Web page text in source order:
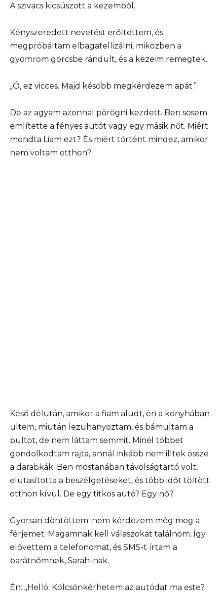
A szivacs kicsúszott a kezemből.
Kényszeredett nevetést erőltettem, és
megpróbáltam elbagatellizálni, miközben a
gyomrom görcsbe rándult, és a kezeim remegtek.
„Ó, ez vicces. Majd később megkérdezem apát.”
De az agyam azonnal pörögni kezdett. Ben sosem
említette a fényes autót vagy egy másik nőt. Miért
mondta Liam ezt? És miért történt mindez, amikor
nem voltam otthon?
Késő délután, amikor a fiam aludt, én a konyhában
ültem, miután lezuhanyoztam, és bámultam a
pultot, de nem láttam semmit. Minél többet
gondolkodtam rajta, annál inkább nem illtek össze
a darabkák. Ben mostanában távolságtartó volt,
elutasította a beszélgetéseket, és több időt töltött
otthon kívül. De egy titkos autó? Egy nő?
Gyorsan döntöttem: nem kérdezem még meg a
férjemet. Magamnak kell válaszokat találnom. Így
elővettem a telefonomat, és SMS-t írtam a
barátnőmnek, Sarah-nak.
Én: „Helló. Kölcsönkérhetem az autódat ma este?